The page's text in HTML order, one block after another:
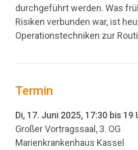
durchgeführt werden. Was
Risiken verbunden war, ist
Operationstechniken zur
Termin
Di, 17. Juni 2025, 17:30 bis 19
Großer Vortragssaal, 3. OG
Marienkrankenhaus Kassel